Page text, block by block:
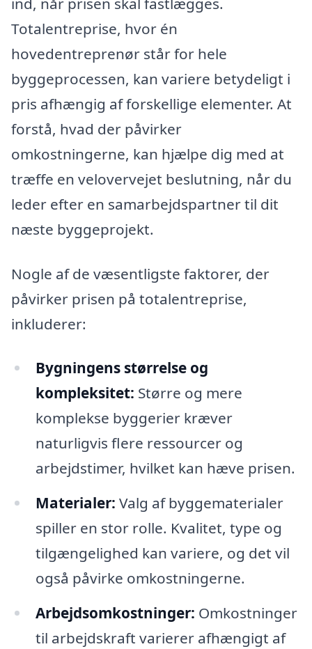
Totalentreprise, hvor én
hovedentreprenør står for hele
byggeprocessen, kan variere betydeligt i
pris afhængig af forskellige elementer. At
forstå, hvad der påvirker
omkostningerne, kan hjælpe dig med at
træffe en velovervejet beslutning, når du
leder efter en samarbejdspartner til dit
næste byggeprojekt.
Nogle af de væsentligste faktorer, der
påvirker prisen på totalentreprise,
inkluderer:
Bygningens størrelse og
kompleksitet: Større og mere
komplekse byggerier kræver
naturligvis flere ressourcer og
arbejdstimer, hvilket kan hæve prisen.
Materialer: Valg af byggematerialer
spiller en stor rolle. Kvalitet, type og
tilgængelighed kan variere, og det vil
også påvirke omkostningerne.
Arbejdsomkostninger: Omkostninger
til arbejdskraft varierer afhængigt af